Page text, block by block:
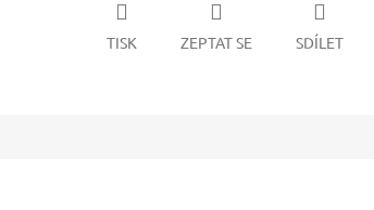
TISK ZEPTAT SE SDÍLET